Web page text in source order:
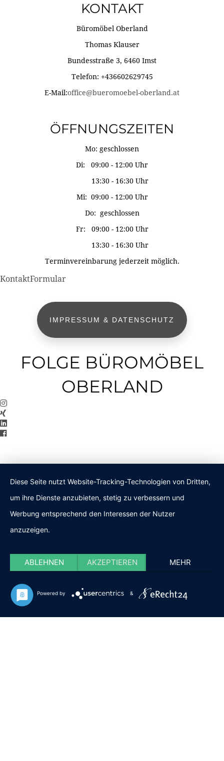
KONTAKT
Büromöbel Oberland
Thomas Klauser
Bundesstraße 3, 6460 Imst
Telefon: +436602629745
E-Mail:office@bueromoebel-oberland.at
ÖFFNUNGSZEITEN
Mo: geschlossen
Di: 09:00 - 12:00 Uhr
13:30 - 16:30 Uhr
Mi: 09:00 - 12:00 Uhr
Do: geschlossen
Fr: 09:00 - 12:00 Uhr
13:30 - 16:30 Uhr
Terminvereinbarung jederzeit möglich.
KontaktFormular
IMPRESSUM & DATENSCHUTZ
FOLGE BÜROMÖBEL
OBERLAND
Diese Seite nutzt Website-Tracking-Technologien von Dritten,
um ihre Dienste anzubieten, stetig zu verbessern und
Werbung entsprechend den Interessen der Nutzer
anzuzeigen.
ABLEHNEN AKZEPTIEREN MEHR
Powered by &